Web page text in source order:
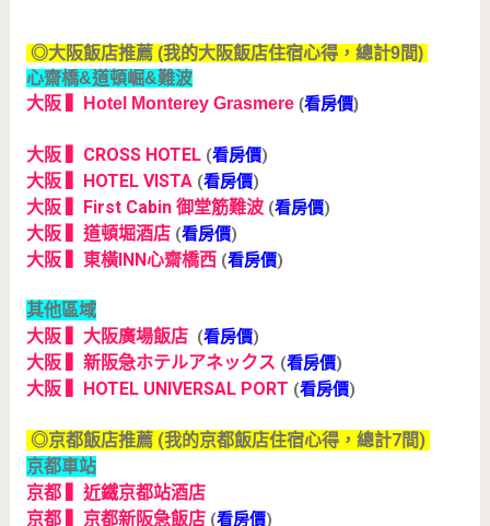
◎大阪飯店推薦 (我的大阪飯店住宿心得，總計9間)
心齋橋&道頓崛&難波
大阪 ▍Hotel Monterey Grasmere (看房價)
大阪 ▍CROSS HOTEL (看房價)
大阪 ▍HOTEL VISTA (看房價)
大阪 ▍First Cabin 御堂筋難波 (看房價)
大阪 ▍道頓堀酒店 (看房價)
大阪 ▍東橫INN心齋橋西 (看房價)
其他區域
大阪 ▍大阪廣場飯店 (看房價)
大阪 ▍新阪急ホテルアネックス (看房價)
大阪 ▍HOTEL UNIVERSAL PORT (看房價)
◎京都飯店推薦 (我的京都飯店住宿心得，總計7間)
京都車站
京都 ▍近鐵京都站酒店
京都 ▍京都新阪急飯店 (看房價)